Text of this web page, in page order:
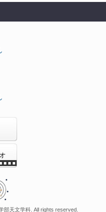
天文学科. All rights reserved.